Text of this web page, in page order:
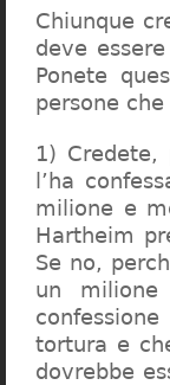
Chiunque
deve
Ponete
persone
1) Credete,
l’ha
milione e
Hartheim
Se no,
un milione
tortura e
dovrebbe